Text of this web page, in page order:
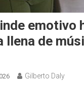
emotivo
llena de
Gilberto Daly